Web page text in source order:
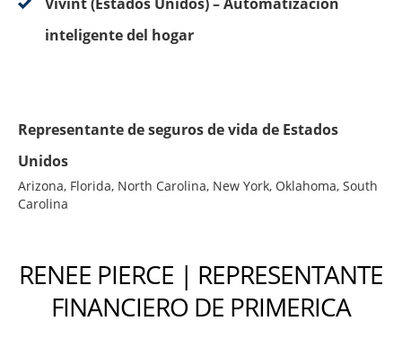
inteligente del hogar
Representante de seguros de vida de Estados
Unidos
Arizona, Florida, North Carolina, New York, Oklahoma, South
Carolina
RENEE PIERCE | REPRESENTANTE
FINANCIERO DE PRIMERICA